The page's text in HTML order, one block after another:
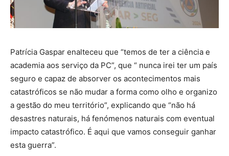
Patrícia Gaspar enalteceu que “temos de ter a ciência e
academia aos serviço da PC”, que “ nunca irei ter um país
seguro e capaz de absorver os acontecimentos mais
catastróficos se não mudar a forma como olho e organizo
a gestão do meu território”, explicando que “não há
desastres naturais, há fenómenos naturais com eventual
impacto catastrófico. É aqui que vamos conseguir ganhar
esta guerra”.